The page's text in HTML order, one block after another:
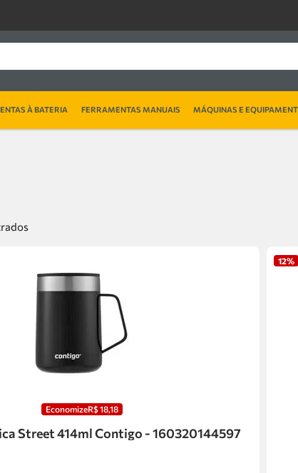
À BATERIA FERRAMENTAS MANUAIS MÁQUINAS E
EconomizeR$18,18
Street 414ml Contigo - 160320144597
12%